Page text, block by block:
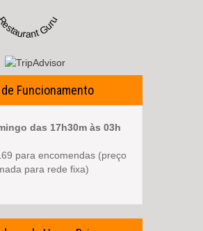
Guru
Funcionamento
das 17h30m às 03h
para encomendas (preço
para rede fixa)